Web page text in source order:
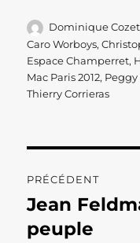
Auteur
Dominique
Caro Worboys,
Espace Champerret,
Mac Paris 2012,
Thierry Corrieras
de
l’article
PRÉCÉDENT
Publication
précédente :
Jean
peuple